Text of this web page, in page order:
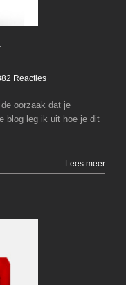
Reacties
oorzaak dat je
blog leg ik uit hoe je dit
Lees meer